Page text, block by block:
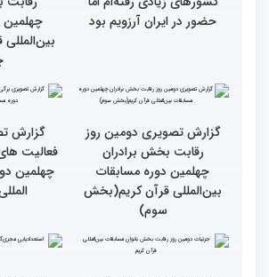
کشورهای دیگر دغدغه مردم
فلسطین را دارد
کسب موفقیت‌های متعدد
در زندگی یکی از تأثیرات
انس با قرآن است
انس با
قرائت قرآن برای هر
مسلمان باید اولین اولویت
باشد
انس